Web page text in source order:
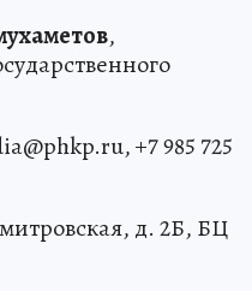
,
+7 985 725
д. 2Б, БЦ